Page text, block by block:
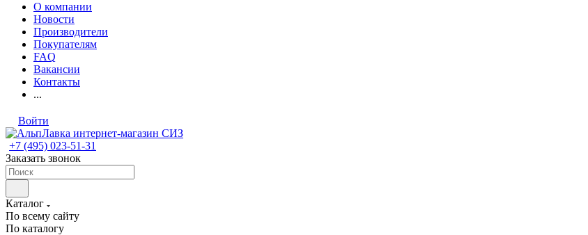
О компании
Новости
Производители
Покупателям
FAQ
Вакансии
Контакты
...
Войти
+7 (495) 023-51-31
Заказать звонок
Каталог
По всему сайту
По каталогу